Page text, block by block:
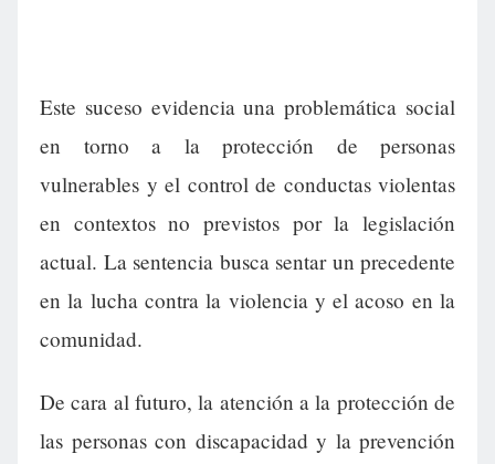
Este suceso evidencia una problemática social
en torno a la protección de personas
vulnerables y el control de conductas violentas
en contextos no previstos por la legislación
actual. La sentencia busca sentar un precedente
en la lucha contra la violencia y el acoso en la
comunidad.
De cara al futuro, la atención a la protección de
las personas con discapacidad y la prevención